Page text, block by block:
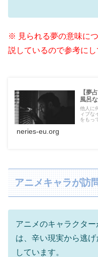
※ 見られる夢の意味に
説しているので参考にし
【夢
風呂
他人に
ィブな
をもっ
neries-eu.org
アニメキャラが訪
アニメのキャラクタ
は、辛い現実から逃
しています。